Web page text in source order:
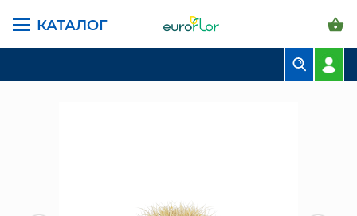
КАТАЛОГ
КОМНАТНЫЕ РАСТЕНИЯ
ГЛАВНАЯ СТРАНИЦА КАТАЛОГ
КОМНАТНЫЕ РАСТЕНИЯ